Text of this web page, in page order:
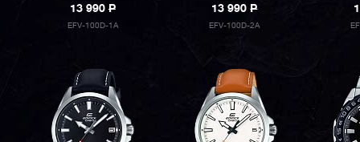
13 990P
EFV-100D-1A
13 990P
EFV-100D-2A